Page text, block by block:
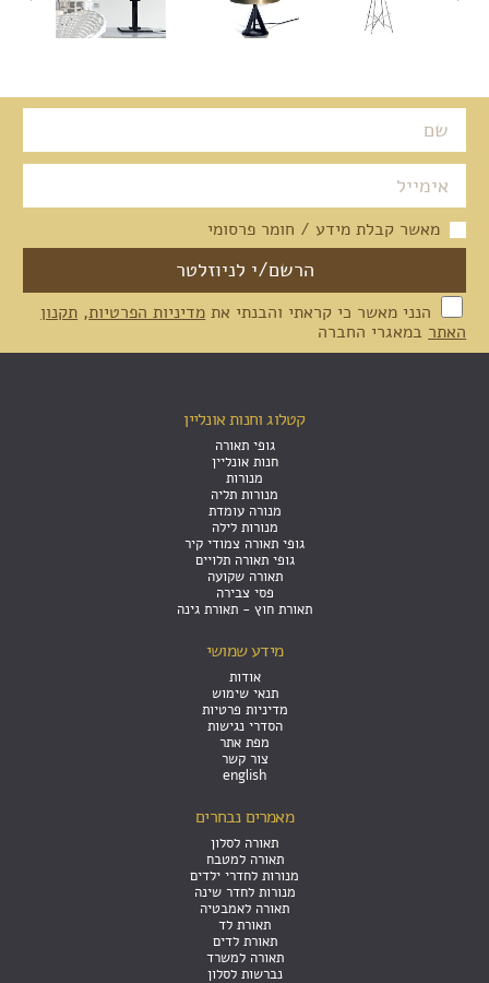
מאשר קבלת מידע / חומר פרסומי
הנני מאשר כי קראתי והבנתי את מדיניות הפרטיות, תקנון
האתר במאגרי החברה
קטלוג וחנות אונליין
גופי תאורה
חנות אונליין
מנורות
מנורות תליה
מנורה עומדת
מנורות לילה
גופי תאורה צמודי קיר
גופי תאורה תלויים
תאורה שקועה
פסי צבירה
תאורת חוץ - תאורת גינה
מידע שמושי
אודות
תנאי שימוש
מדיניות פרטיות
הסדרי נגישות
מפת אתר
צור קשר
english
מאמרים נבחרים
תאורה לסלון
תאורה למטבח
מנורות לחדרי ילדים
מנורות לחדר שינה
תאורה לאמבטיה
תאורת לד
תאורת לדים
תאורה למשרד
נברשות לסלון